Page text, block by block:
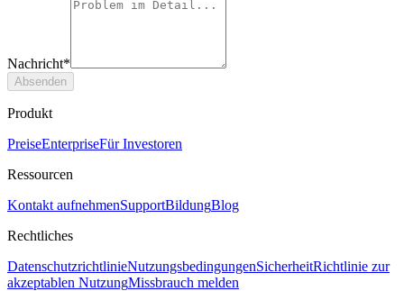
Nachricht*
Absenden
Produkt
PreiseEnterpriseFür Investoren
Ressourcen
Kontakt aufnehmenSupportBildungBlog
Rechtliches
DatenschutzrichtlinieNutzungsbedingungenSicherheitRichtlinie zur
akzeptablen NutzungMissbrauch melden